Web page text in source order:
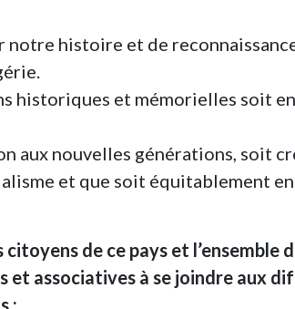
notre histoire et de
historiques et mémorielles soit
aux nouvelles générations, soit
et que soit équitablement
de ce pays et l’ensemble
et associatives à se joindre aux
: